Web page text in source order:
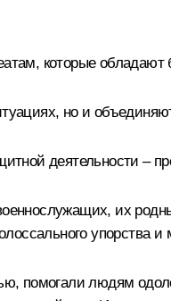
которые
но и
деятельности
их
упорства и
помогали людям